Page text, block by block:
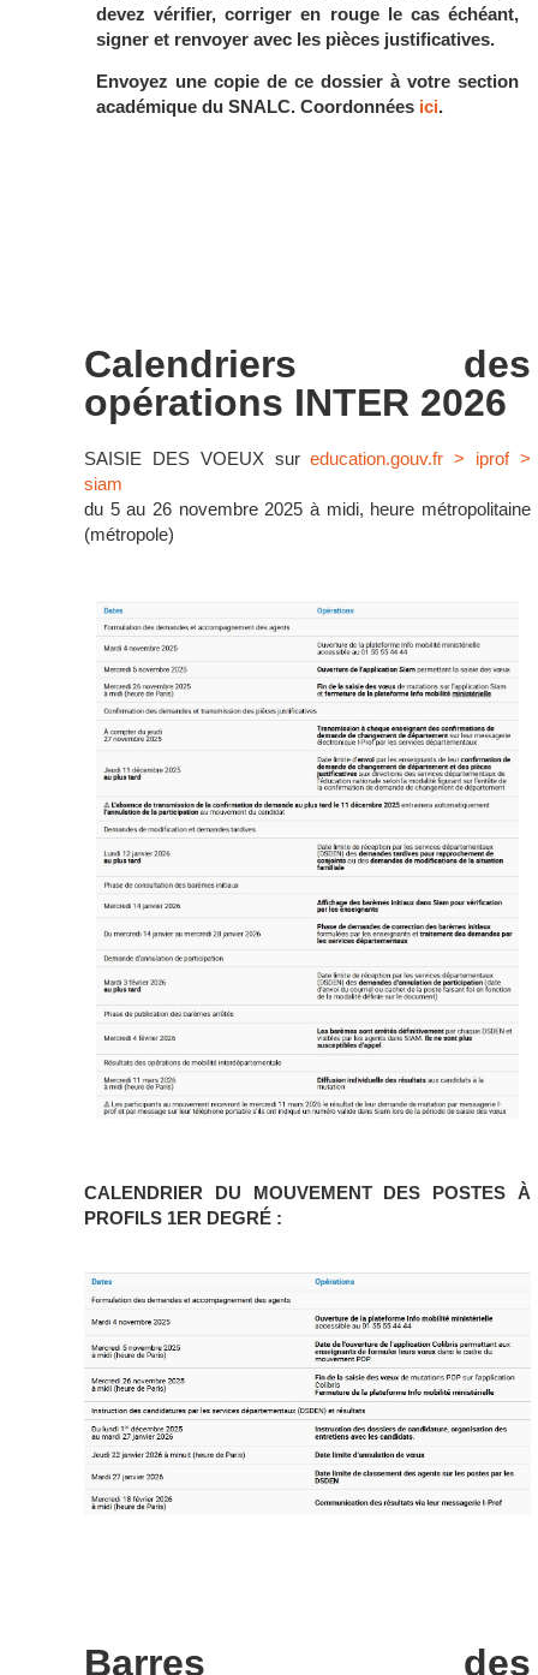
devez vérifier, corriger en rouge le cas échéant,
signer et renvoyer avec les pièces justificatives.
Envoyez une copie de ce dossier à votre section
académique du SNALC. Coordonnées ici.
Calendriers des
opérations INTER 2026
SAISIE DES VOEUX sureducation.gouv.fr > iprof >
siam
du 5 au 26 novembre 2025 à midi, heure métropolitaine
(métropole)
CALENDRIER DU MOUVEMENT DES POSTES À
PROFILS 1ER DEGRÉ :
Barres des